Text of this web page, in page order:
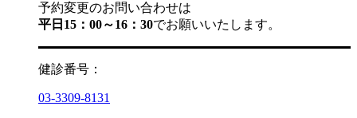
予約変更のお問い合わせは
平日15：00～16：30でお願いいたします。
健診番号：
03-3309-8131